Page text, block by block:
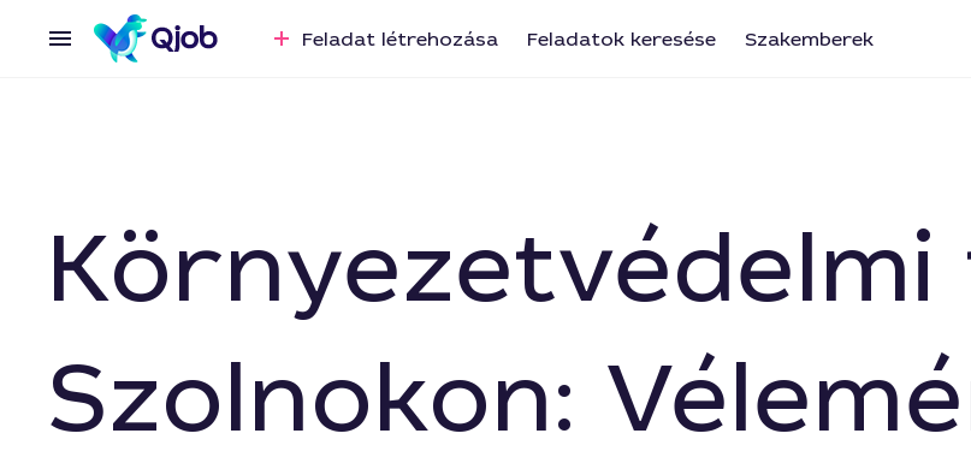
Feladat létrehozása Feladatok keresése Szakemberek
Szolnokon: